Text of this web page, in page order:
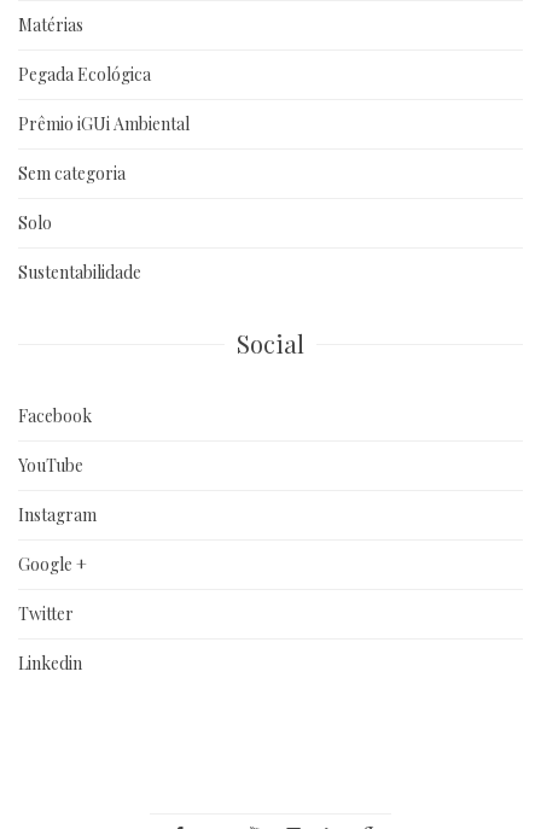
Matérias
Pegada Ecológica
Prêmio iGUi Ambiental
Sem categoria
Solo
Sustentabilidade
Social
Facebook
YouTube
Instagram
Google +
Twitter
Linkedin